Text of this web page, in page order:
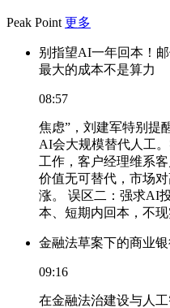
Peak Point 更多
别指望AI一年回本！
最大的成本不是算力
08:57
焦虑”，刘建军特别提
AI会大规模替代人工
工作，客户经理维系
价值无可替代，市场
涨。 误区二：强求AI
本、短期内回本，不现
金融法草案下的商业
09:16
在金融法治建设与人